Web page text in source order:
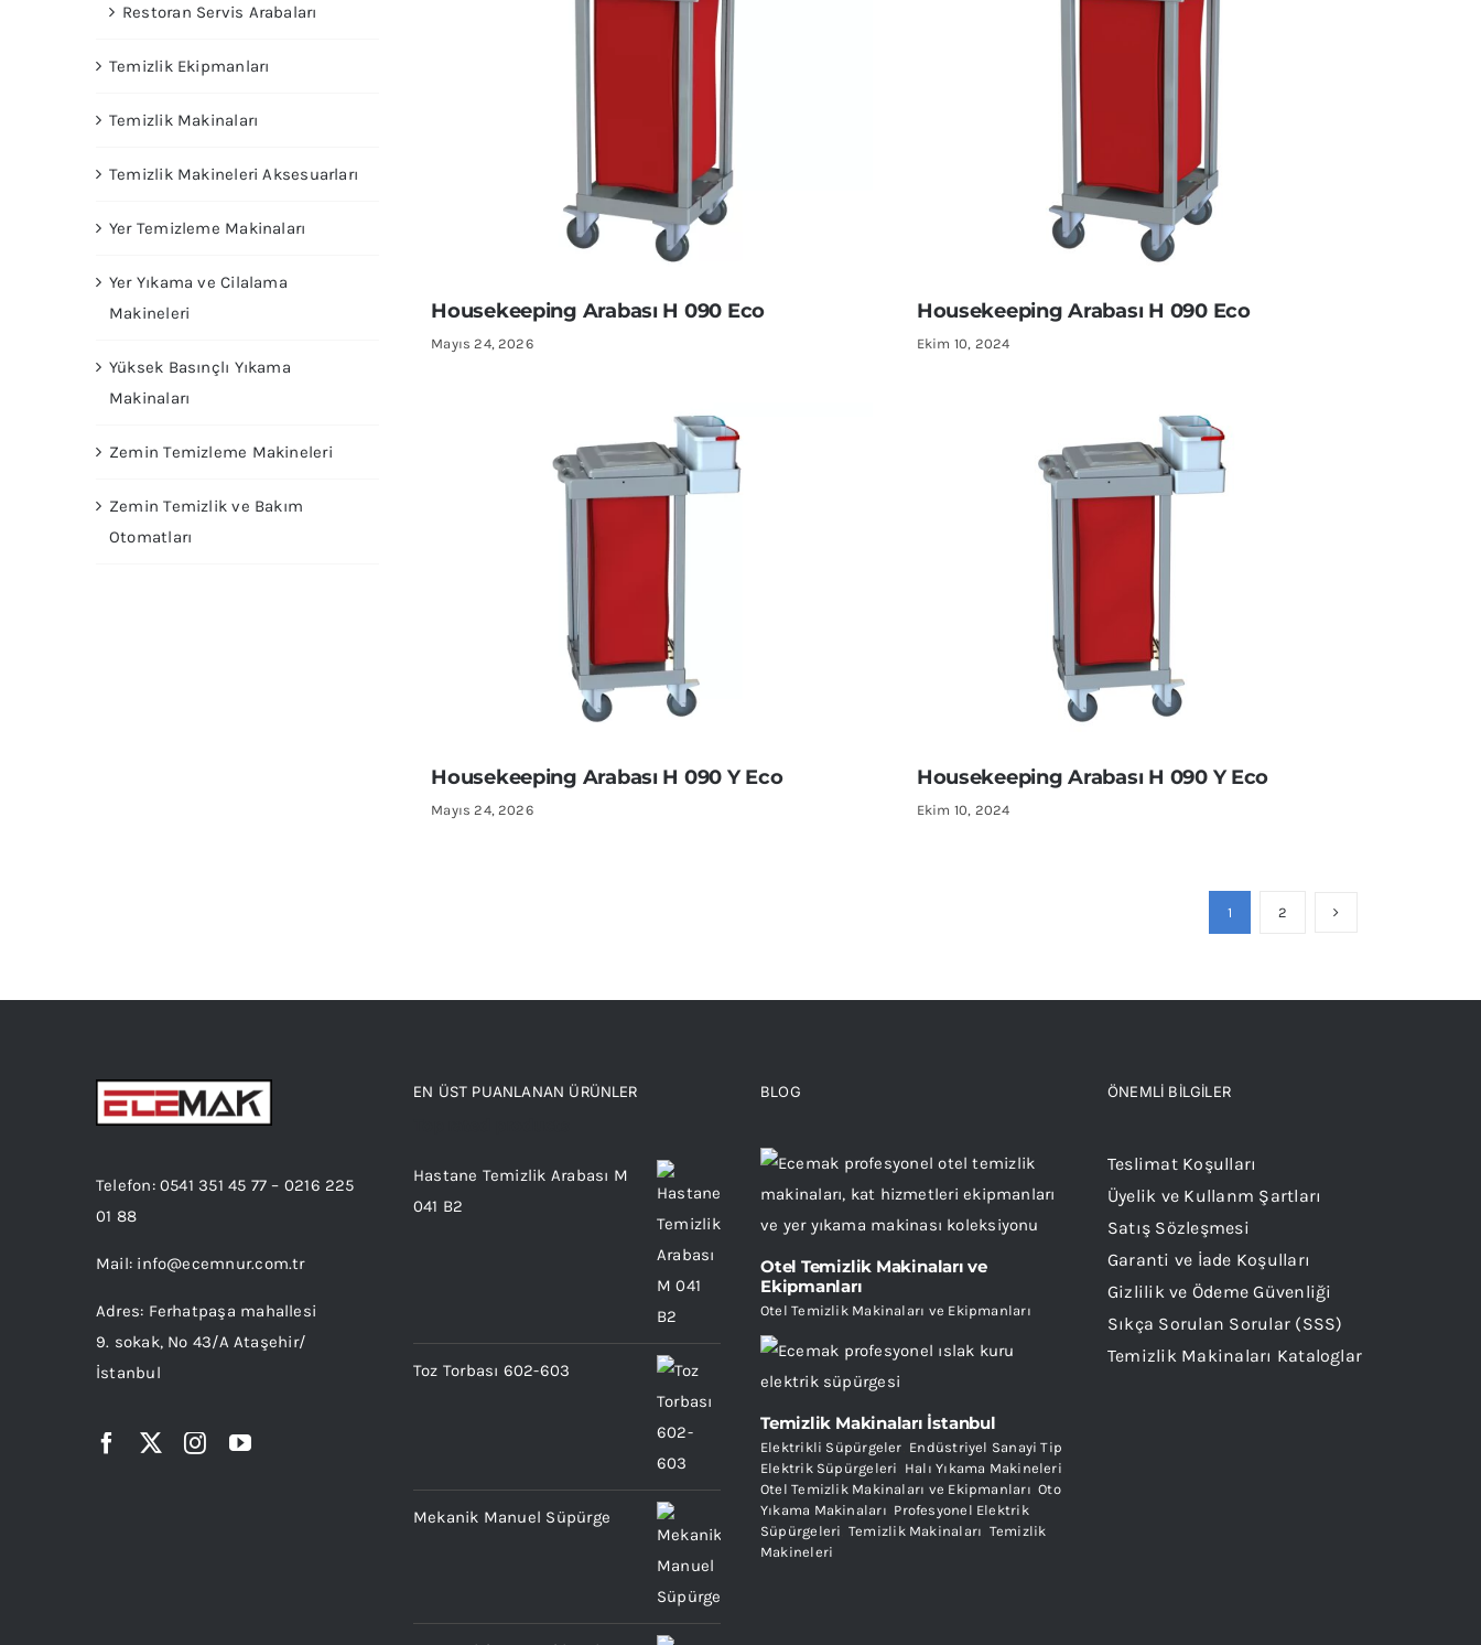
Restoran Servis Arabaları
Temizlik Ekipmanları
Temizlik Makinaları
Temizlik Makineleri Aksesuarları
Yer Temizleme Makinaları
Yer Yıkama ve Cilalama
Makineleri
Yüksek Basınçlı Yıkama
Makinaları
Zemin Temizleme Makineleri
Zemin Temizlik ve Bakım
Otomatları
Housekeeping Arabası H 090 Eco
Mayıs 24, 2026
Housekeeping Arabası H 090 Eco
Ekim 10, 2024
Housekeeping Arabası H 090 Y Eco
Mayıs 24, 2026
Housekeeping Arabası H 090 Y Eco
Ekim 10, 2024
1 2
Telefon:0541 351 45 77 – 0216 225
01 88
Mail: info@ecemnur.com.tr
Adres: Ferhatpaşa mahallesi
9. sokak, No 43/A Ataşehir/
İstanbul
EN ÜST PUANLANAN ÜRÜNLER
Hastane Temizlik Arabası M
041 B2
Toz Torbası 602-603
Mekanik Manuel Süpürge
BLOG
Otel Temizlik Makinaları ve
Ekipmanları
Otel Temizlik Makinaları ve Ekipmanları
Temizlik Makinaları İstanbul
Elektrikli Süpürgeler Endüstriyel Sanayi Tip
Elektrik Süpürgeleri Halı Yıkama Makineleri
Otel Temizlik Makinaları ve Ekipmanları ,Oto
Yıkama Makinaları Profesyonel Elektrik
Süpürgeleri Temizlik Makinaları Temizlik
Makineleri
ÖNEMLİ BİLGİLER
Teslimat Koşulları
Üyelik ve Kullanm Şartları
Satış Sözleşmesi
Garanti ve İade Koşulları
Gizlilik ve Ödeme Güvenliği
Sıkça Sorulan Sorular (SSS)
Temizlik Makinaları Kataloglar